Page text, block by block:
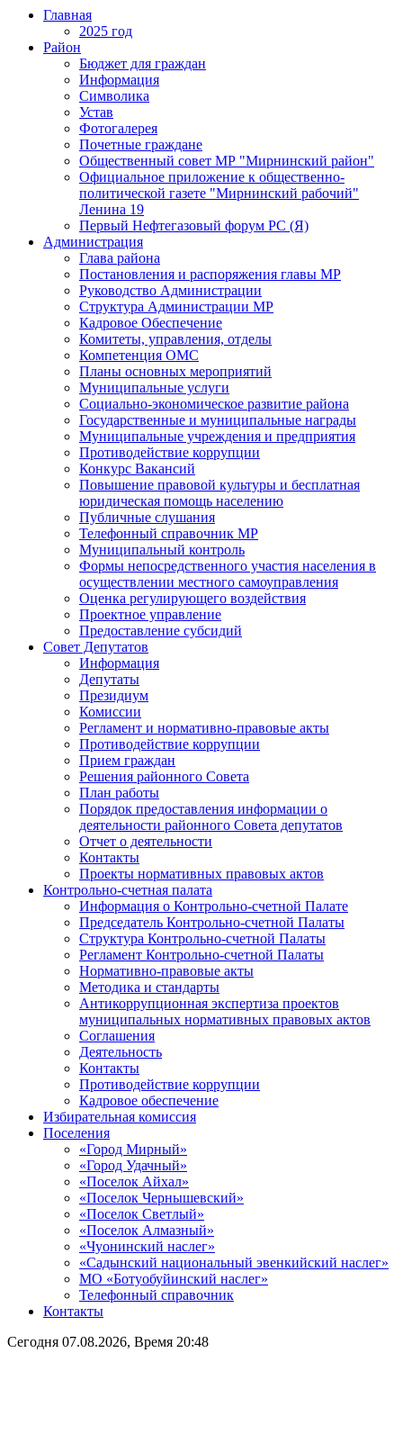
Главная
2025 год
Район
Бюджет для граждан
Информация
Символика
Устав
Фотогалерея
Почетные граждане
Общественный совет МР "Мирнинский район"
Официальное приложение к общественно-
политической газете "Мирнинский рабочий"
Ленина 19
Первый Нефтегазовый форум РС (Я)
Администрация
Глава района
Постановления и распоряжения главы МР
Руководство Администрации
Структура Администрации МР
Кадровое Обеспечение
Комитеты, управления, отделы
Компетенция ОМС
Планы основных мероприятий
Муниципальные услуги
Социально-экономическое развитие района
Государственные и муниципальные награды
Муниципальные учреждения и предприятия
Противодействие коррупции
Конкурс Вакансий
Повышение правовой культуры и бесплатная
юридическая помощь населению
Публичные слушания
Телефонный справочник МР
Муниципальный контроль
Формы непосредственного участия населения в
осуществлении местного самоуправления
Оценка регулирующего воздействия
Проектное управление
Предоставление субсидий
Совет Депутатов
Информация
Депутаты
Президиум
Комиссии
Регламент и нормативно-правовые акты
Противодействие коррупции
Прием граждан
Решения районного Совета
План работы
Порядок предоставления информации о
деятельности районного Совета депутатов
Отчет о деятельности
Контакты
Проекты нормативных правовых актов
Контрольно-счетная палата
Информация о Контрольно-счетной Палате
Председатель Контрольно-счетной Палаты
Структура Контрольно-счетной Палаты
Регламент Контрольно-счетной Палаты
Нормативно-правовые акты
Методика и стандарты
Антикоррупционная экспертиза проектов
муниципальных нормативных правовых актов
Соглашения
Деятельность
Контакты
Противодействие коррупции
Кадровое обеспечение
Избирательная комиссия
Поселения
«Город Мирный»
«Город Удачный»
«Поселок Айхал»
«Поселок Чернышевский»
«Поселок Светлый»
«Поселок Алмазный»
«Чуонинский наслег»
«Садынский национальный эвенкийский наслег»
МО «Ботуобуйинский наслег»
Телефонный справочник
Контакты
Сегодня 07.08.2026, Время 20:48